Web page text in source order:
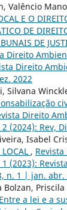
Valêncio
E O
DE
DE
Direito
Direito
2022
Silvana
Direito
(2024): Rev,
Isabel
,
(2023):
n. 1 | jan. abr.
Priscila
Entre a lei e a